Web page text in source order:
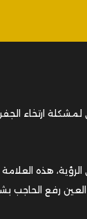
ارتخاء
هذه
رفع الحاجب